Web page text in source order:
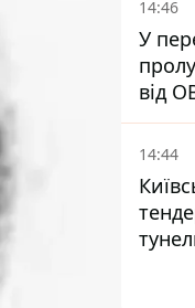
14:46
У
від
14:44